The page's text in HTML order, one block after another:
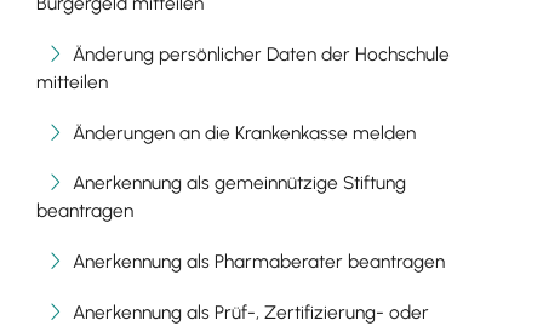
Änderung persönlicher Daten der Hochschule
mitteilen
Änderungen an die Krankenkasse melden
Anerkennung als gemeinnützige Stiftung
beantragen
Anerkennung als Pharmaberater beantragen
Anerkennung als Prüf-, Zertifizierung- oder